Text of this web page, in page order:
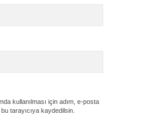
kullanılması için adım, e-posta
tarayıcıya kaydedilsin.